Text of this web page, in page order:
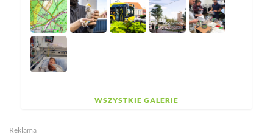
WSZYSTKIE GALERIE
Reklama